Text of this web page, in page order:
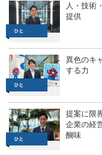
人・技術
提供
異色のキ
する力
提案に限
企業の経
醐味